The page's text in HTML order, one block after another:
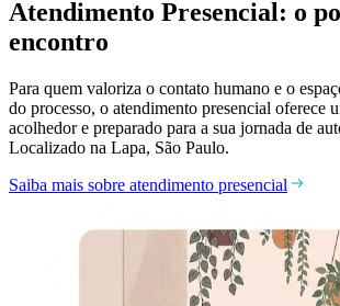
Atendimento Presencial: o
encontro
Para quem valoriza o contato humano e o
do processo, o atendimento presencial oferece
acolhedor e preparado para a sua jornada de
Localizado na Lapa, São Paulo.
Saiba mais sobre atendimento presencial